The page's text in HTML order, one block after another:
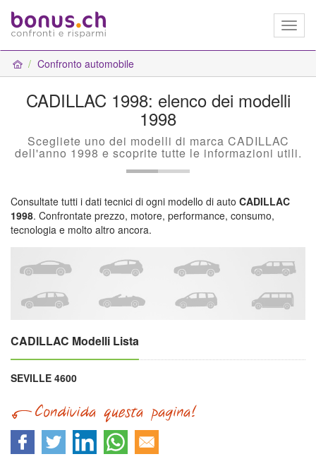
Confronto automobile
CADILLAC 1998: elenco dei modelli
1998
Scegliete uno dei modelli di marca CADILLAC
dell'anno 1998 e scoprite tutte le informazioni utili.
Consultate tutti i dati tecnici di ogni modello di auto CADILLAC
1998. Confrontate prezzo, motore, performance, consumo,
tecnologia e molto altro ancora.
CADILLAC Modelli Lista
SEVILLE 4600